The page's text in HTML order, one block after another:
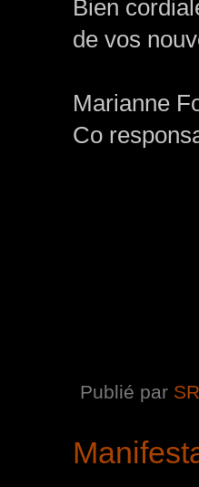
Bien
de vos
Marianne
Co
Publié par SR